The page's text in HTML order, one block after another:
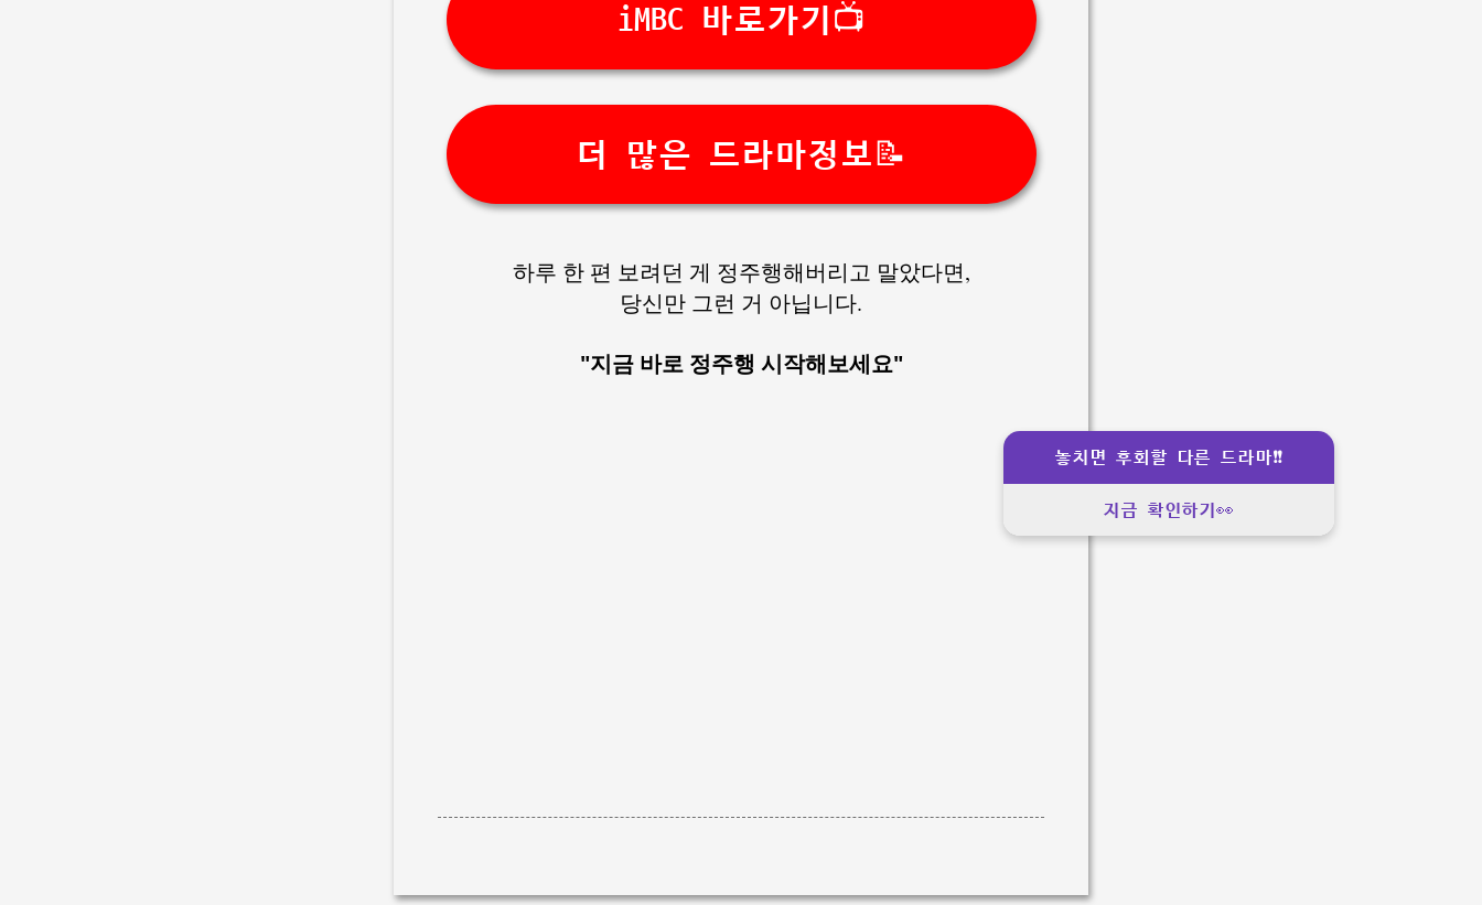
iMBC 바로가기📺
더 많은 드라마정보📝
하루 한 편 보려던 게 정주행해버리고 말았다면,
당신만 그런 거 아닙니다.
"지금 바로 정주행 시작해보세요"
놓치면 후회할 다른 드라마❗❗
지금 확인하기👀